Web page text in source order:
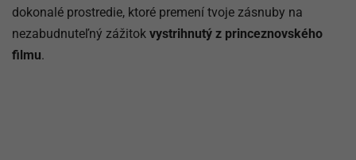
dokonalé prostredie, ktoré premení tvoje zásnuby na
nezabudnuteľný zážitok vystrihnutý z princeznovského
filmu.